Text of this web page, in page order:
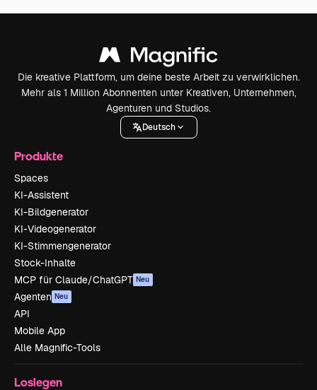
Die kreative Plattform, um deine beste Arbeit zu verwirklichen.
Mehr als 1 Million Abonnenten unter Kreativen, Unternehmen,
Agenturen und Studios.
Deutsch
Produkte
Spaces
KI-Assistent
KI-Bildgenerator
KI-Videogenerator
KI-Stimmengenerator
Stock-Inhalte
MCP für Claude/ChatGPT Neu
Agenten Neu
API
Mobile App
Alle Magnific-Tools
Loslegen